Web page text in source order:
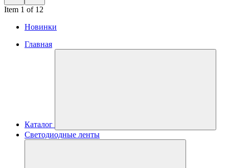
Item 1 of 12
Новинки
Главная
Каталог
Светодиодные ленты